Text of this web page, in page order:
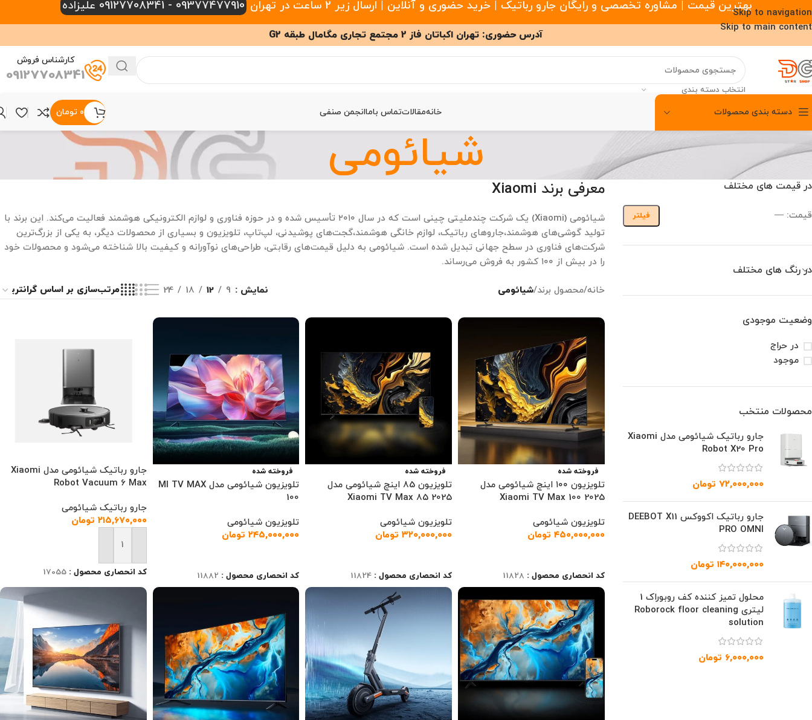
Skip to navigation
Skip to main content
بهترین قیمت | مشاوره تخصصی و رایگان جارو رباتیک | خرید حضوری و آنلاین | ارسال زیر 2 ساعت در تهران 09377477910 - 09127708341 علیزاده
آدرس حضوری: تهران اکباتان فاز 2 مجتمع تجاری مگامال طبقه G2
انتخاب دسته بندی
کارشناس فروش
09127708341
دسته بندی محصولات خانهمقالاتتماس باماانجمن صنفی ۰ تومان
شیائومی
در قیمت های مختلف
فیلتر قیمت: —
در رنگ های مختلف
وضعیت موجودی
در حراج
موجود
محصولات منتخب
جارو رباتیک شیائومی مدل Xiaomi
Robot X20 Pro
۷۲,۰۰۰,۰۰۰ تومان
جارو رباتیک اکووکس DEEBOT X11
PRO OMNI
۱۴۰,۰۰۰,۰۰۰ تومان
محلول تمیز کننده کف روبوراک 1
لیتری Roborock floor cleaning
solution
۶,۰۰۰,۰۰۰ تومان
معرفی برند Xiaomi
شیائومی (Xiaomi) یک شرکت چندملیتی چینی است که در سال ۲۰۱۰ تأسیس شده و در حوزه فناوری و لوازم الکترونیکی هوشمند فعالیت می‌کند. این برند با
تولید گوشی‌های هوشمند،جاروهای رباتیک، لوازم خانگی هوشمند،گجت‌های پوشیدنی، لپ‌تاپ، تلویزیون و بسیاری از محصولات دیگر، به یکی از بزرگ‌ترین
شرکت‌های فناوری در سطح جهانی تبدیل شده است. شیائومی به دلیل قیمت‌های رقابتی، طراحی‌های نوآورانه و کیفیت بالا شناخته می‌شود و محصولات خود
را در بیش از ۱۰۰ کشور به فروش می‌رساند.
خانه/محصول برند/شیائومی نمایش 9
12
18
24
فروخته شده
تلویزیون ۱۰۰ اینچ شیائومی مدل
Xiaomi TV Max 100 2025
تلویزیون شیائومی
۴۵۰,۰۰۰,۰۰۰ تومان
کد انحصاری محصول : 11828
فروخته شده
تلویزیون 85 اینچ شیائومی مدل
Xiaomi TV Max 85 2025
تلویزیون شیائومی
۳۲۰,۰۰۰,۰۰۰ تومان
کد انحصاری محصول :11824
فروخته شده
تلویزیون شیائومی مدل MI TV MAX
100
تلویزیون شیائومی
۲۴۵,۰۰۰,۰۰۰ تومان
کد انحصاری محصول : 11882
جارو رباتیک شیائومی مدل Xiaomi
Robot Vacuum 6 Max
جارو رباتیک شیائومی
۲۱۵,۶۷۰,۰۰۰ تومان
افزودن به سبد خرید
کد انحصاری محصول :17055